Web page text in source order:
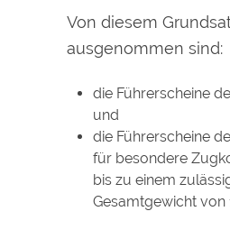
Von diesem
ausgenommen sind:
die Führerscheine
und
die Führerscheine
für besondere
bis zu einem
Gesamtgewicht von